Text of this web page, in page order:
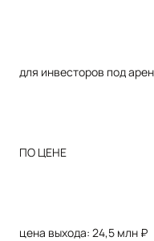
для инвесторов под
ПО ЦЕНЕ
цена выхода: 24,5 млн ₽